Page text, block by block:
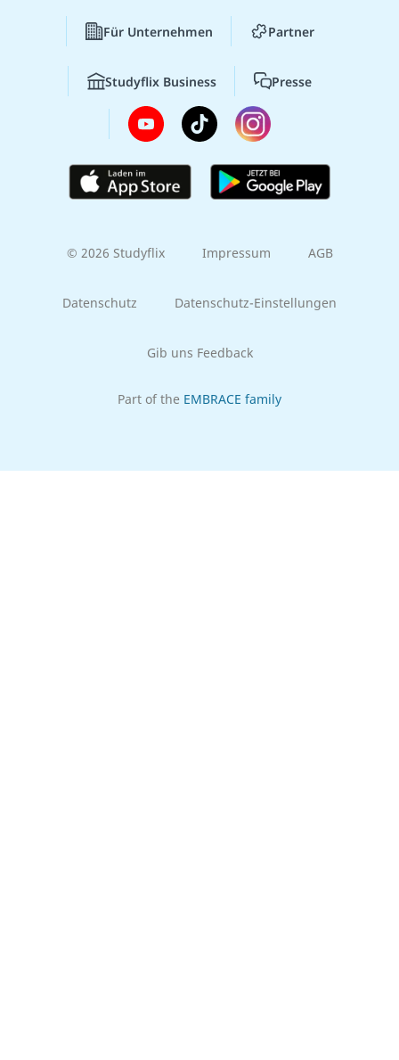
Für Unternehmen Partner
Studyflix Business Presse
© 2026 Studyflix Impressum AGB
Datenschutz Datenschutz-Einstellungen
Gib uns Feedback
Part of the EMBRACE family